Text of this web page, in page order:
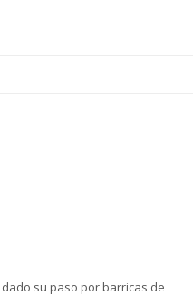
su paso por barricas de